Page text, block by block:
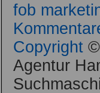
fob
Copyright
Agentur